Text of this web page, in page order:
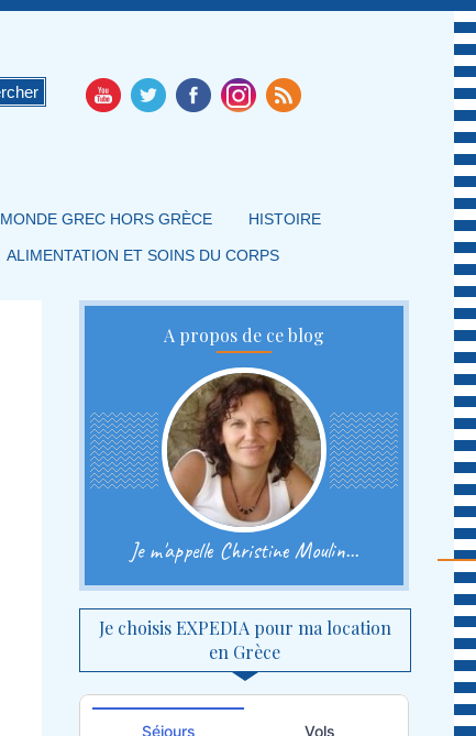
MONDE GREC HORS GRÈCE HISTOIRE
ALIMENTATION ET SOINS DU CORPS
A propos de ce blog
Je m'appelle Christine Moulin...
Je choisis EXPEDIA pour ma location
en Grèce